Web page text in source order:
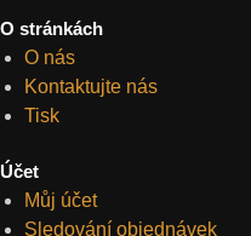
O stránkách
O nás
Kontaktujte nás
Tisk
Účet
Můj účet
Sledování objednávek